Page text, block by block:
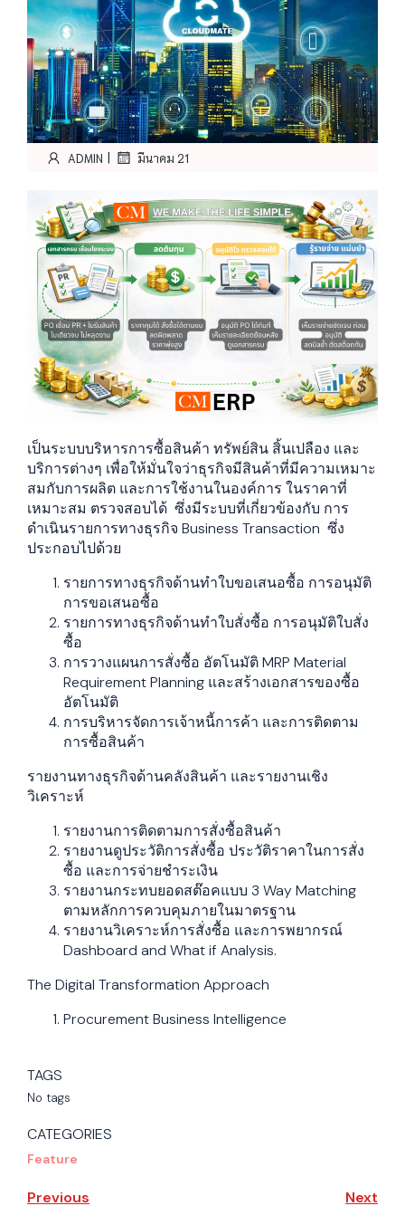
ADMIN | มีนาคม 21
เป็นระบบบริหารการซื้อสินค้า ทรัพย์สิน สิ้นเปลือง และ
บริการต่างๆ เพื่อให้มั่นใจว่าธุรกิจมีสินค้าที่มีความเหมาะ
สมกับการผลิต และการใช้งานในองค์การ ในราคาที่
เหมาะสม ตรวจสอบได้ ซึ่งมีระบบที่เกี่ยวข้องกับ การ
ดำเนินรายการทางธุรกิจ Business Transaction ซึ่ง
ประกอบไปด้วย
รายการทางธุรกิจด้านทำใบขอเสนอซื้อ การอนุมัติ
การขอเสนอซื้อ
รายการทางธุรกิจด้านทำใบสั่งซื้อ การอนุมัติใบสั่ง
ซื้อ
การวางแผนการสั่งซื้อ อัตโนมัติ MRP Material
Requirement Planning และสร้างเอกสารของซื้อ
อัตโนมัติ
การบริหารจัดการเจ้าหนี้การค้า และการติดตาม
การซื้อสินค้า
รายงานทางธุรกิจด้านคลังสินค้า และรายงานเชิง
วิเคราะห์
รายงานการติดตามการสั่งซื้อสินค้า
รายงานดูประวัติการสั่งซื้อ ประวัติราคาในการสั่ง
ซื้อ และการจ่ายชำระเงิน
รายงานกระทบยอดสต๊อคแบบ 3 Way Matching
ตามหลักการควบคุมภายในมาตรฐาน
รายงานวิเคราะห์การสั่งซื้อ และการพยากรณ์
Dashboard and What if Analysis.
The Digital Transformation Approach
Procurement Business Intelligence
TAGS
No tags
CATEGORIES
Feature
Previous Next